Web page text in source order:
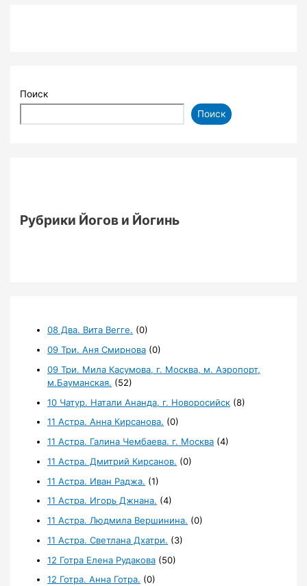
Поиск
Поиск
Рубрики Йогов и Йогинь
08 Два. Вита Вегге. (0)
09 Три. Аня Смирнова (0)
09 Три. Мила Касумова, г. Москва, м. Аэропорт,
м.Бауманская. (52)
10 Чатур. Натали Ананда, г. Новоросийск (8)
11 Астра. Анна Кирсанова. (0)
11 Астра. Галина Чембаева. г. Москва (4)
11 Астра. Дмитрий Кирсанов. (0)
11 Астра. Иван Раджа. (1)
11 Астра. Игорь Джнана. (4)
11 Астра. Людмила Вершинина. (0)
11 Астра. Светлана Дхатри. (3)
12 Готра Елена Рудакова (50)
12 Готра. Анна Готра. (0)